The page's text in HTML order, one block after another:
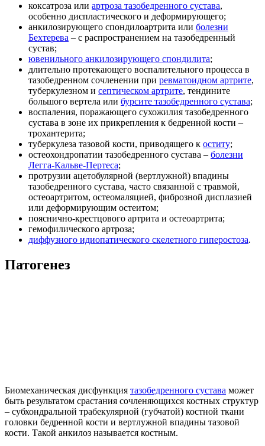
коксатроза или артроза тазобедренного сустава,
особенно диспластического и деформирующего;
анкилозирующего спондилоартрита или болезни
Бехтерева – с распространением на тазобедренный
сустав;
ювенильного анкилозирующего спондилита;
длительно протекающего воспалительного процесса в
тазобедренном сочленении при ревматоидном артрите,
туберкулезном и септическом артрите, тендините
большого вертела или бурсите тазобедренного сустава;
воспаления, поражающего сухожилия тазобедренного
сустава в зоне их прикрепления к бедренной кости –
трохантерита;
туберкулеза тазовой кости, приводящего к оститу;
остеохондропатии тазобедренного сустава – болезни
Легга-Кальве-Пертеса;
протрузии ацетобулярной (вертлужной) впадины
тазобедренного сустава, часто связанной с травмой,
остеоартритом, остеомаляцией, фиброзной дисплазией
или деформирующим остеитом;
пояснично-крестцового артрита и остеоартрита;
гемофилического артроза;
диффузного идиопатического скелетного гиперостоза.
Патогенез
Биомеханическая дисфункция тазобедренного сустава может
быть результатом срастания сочленяющихся костных структур
– субхондральной трабекулярной (губчатой) костной ткани
головки бедренной кости и вертлужной впадины тазовой
кости. Такой анкилоз называется костным.